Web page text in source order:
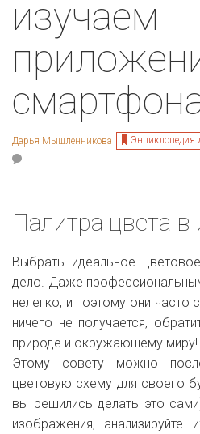
изучаем
Дарья Мышленникова Энциклопедия
Палитра цвета в
Выбрать идеальное
дело. Даже
нелегко, и поэтому они часто
ничего не получается,
природе и окружающему миру!
Этому совету можно
цветовую схему для своего
вы решились делать это
изображения,